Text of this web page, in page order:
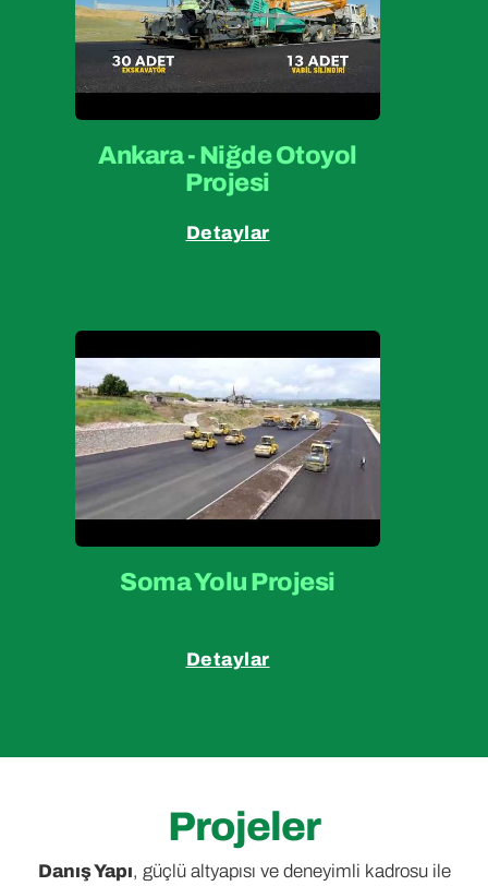
Ankara - Niğde Otoyol
Projesi
Detaylar
Soma Yolu Projesi
Detaylar
Projeler
Danış Yapı, güçlü altyapısı ve deneyimli kadrosu ile